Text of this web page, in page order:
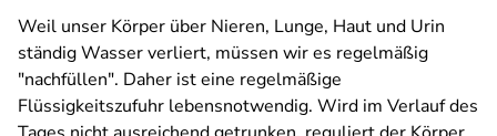
Weil unser Körper über Nieren, Lunge, Haut und Urin
ständig Wasser verliert, müssen wir es regelmäßig
"nachfüllen". Daher ist eine regelmäßige
Flüssigkeitszufuhr lebensnotwendig. Wird im Verlauf des